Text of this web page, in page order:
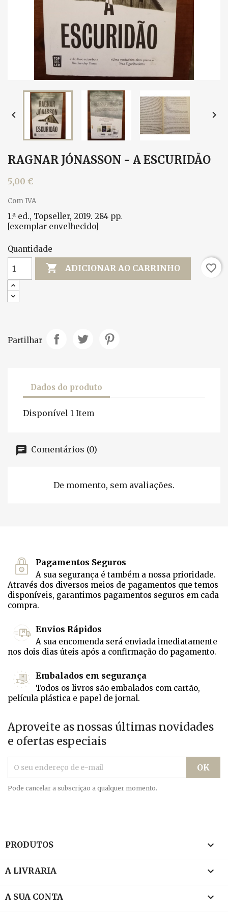
 
RAGNAR JÓNASSON - A ESCURIDÃO
5,00 €
Com IVA
1.ª ed., Topseller, 2019. 284 pp.
[exemplar envelhecido]
Quantidade
 ADICIONAR AO CARRINHO favorite_border
Partilhar
Dados do produto
Disponível 1 Item
Comentários (0)
De momento, sem avaliações.
Pagamentos Seguros
A sua segurança é também a nossa prioridade.
Através dos diversos meios de pagamentos que temos
disponíveis, garantimos pagamentos seguros em cada
compra.
Envios Rápidos
A sua encomenda será enviada imediatamente
nos dois dias úteis após a confirmação do pagamento.
Embalados em segurança
Todos os livros são embalados com cartão,
película plástica e papel de jornal.
Aproveite as nossas últimas novidades
e ofertas especiais
Pode cancelar a subscrição a qualquer momento.
PRODUTOS 
A LIVRARIA 
A SUA CONTA 